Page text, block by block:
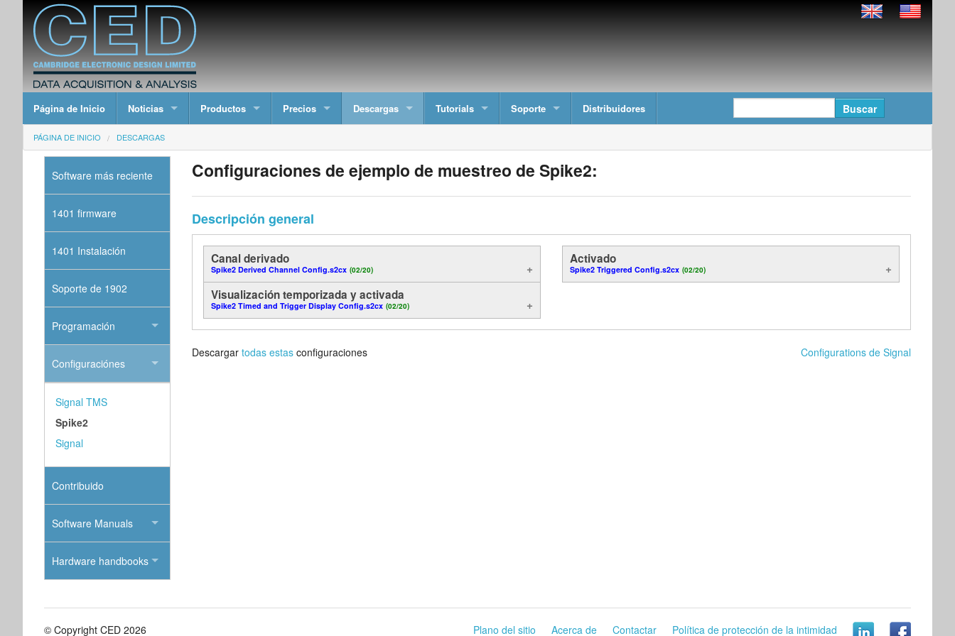
Página de Inicio Noticias Productos Precios Descargas Tutorials Soporte Distribuidores
PÁGINA DE INICIO DESCARGAS
Configuraciones de ejemplo de muestreo de Spike2:
Descripción general
Canal derivado
Spike2 Derived Channel Config.s2cx (02/20)
Visualización temporizada y activada
Spike2 Timed and Trigger Display Config.s2cx (02/20)
Activado
Spike2 Triggered Config.s2cx (02/20)
Descargartodas estas configuraciones Configurations de Signal
Software más reciente
1401 firmware
1401 Instalación
Soporte de 1902
Programación
Configuraciónes
Signal TMS
Spike2
Signal
Contribuido
Software Manuals
Hardware handbooks
© Copyright CED 2026 Plano del sitio Acerca de Contactar Política de protección de la intimidad